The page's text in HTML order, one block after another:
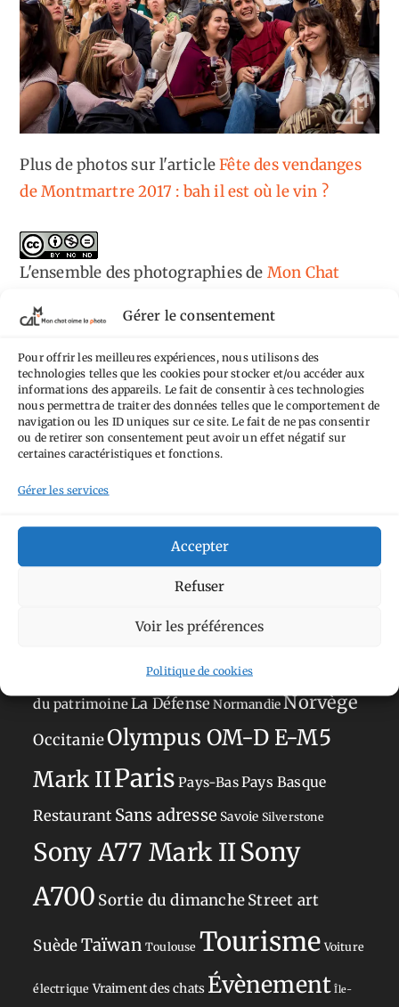
Gérer le consentement
Pour offrir les meilleures expériences, nous utilisons des
technologies telles que les cookies pour stocker et/ou accéder aux
informations des appareils. Le fait de consentir à ces technologies
nous permettra de traiter des données telles que le comportement de
navigation ou les ID uniques sur ce site. Le fait de ne pas consentir
ou de retirer son consentement peut avoir un effet négatif sur
certaines caractéristiques et fonctions.
Gérer les services
Accepter
Refuser
Voir les préférences
Politique de cookies
Plus de photos sur l'articleFête des vendanges
de Montmartre 2017 : bah il est où le vin ?
L'ensemble des photographiesde Mon Chat
termes de la
licence Creative Commons
Attribution - Pas d'Utilisation Commerciale -
Pas de Modification 4.0 International.
Fondé(e) sur une œuvre dehttps://mcalp.fr.
AilleursAimez-vous bordelAllemagne
CircuitDanemarkEspagne
Hauts-de-France Hébergement Japon
du patrimoineLa Défense NormandieNorvège
OccitanieOlympus OM-D E-M5
Mark IIParis Pays-BasPays Basque
Restaurant Sans adresse Savoie Silverstone
Sony A77 Mark IISony
A700 Sortie du dimancheStreet art
SuèdeTaïwan Toulouse Tourisme Voiture
électrique Vraiment des chats Évènement Île-